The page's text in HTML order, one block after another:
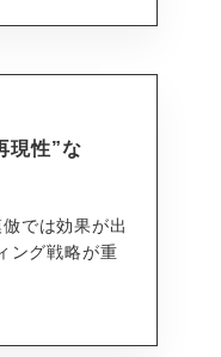
現性”な
では効果が出
ング戦略が重